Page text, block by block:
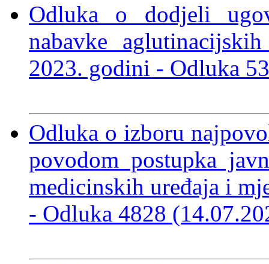
Odluka o dodjeli
nabavke
2023. godini - Odluka
Odluka o izboru
povodom postupka
medicinskih uređaja i
- Odluka 4828